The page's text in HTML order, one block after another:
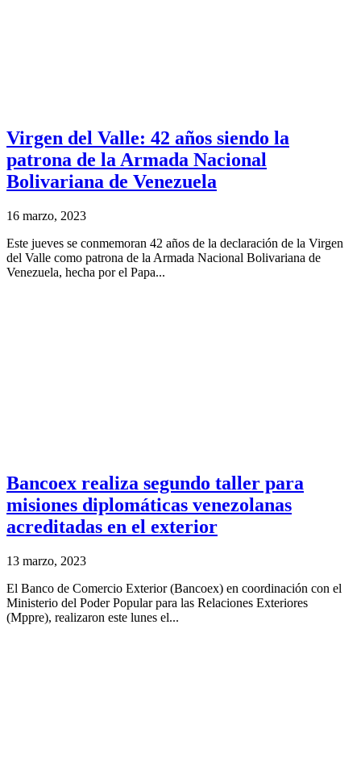
Virgen del Valle: 42 años siendo la
patrona de la Armada Nacional
Bolivariana de Venezuela
16 marzo, 2023
Este jueves se conmemoran 42 años de la declaración de la Virgen
del Valle como patrona de la Armada Nacional Bolivariana de
Venezuela, hecha por el Papa...
Bancoex realiza segundo taller para
misiones diplomáticas venezolanas
acreditadas en el exterior
13 marzo, 2023
El Banco de Comercio Exterior (Bancoex) en coordinación con el
Ministerio del Poder Popular para las Relaciones Exteriores
(Mppre), realizaron este lunes el...